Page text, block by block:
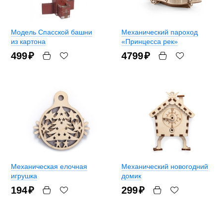
Модель Спасской башни
из картона
499₽
Механический пароход
«Принцесса рек»
4799₽
Механическая елочная
игрушка
194₽
Механический новогодний
домик
299₽